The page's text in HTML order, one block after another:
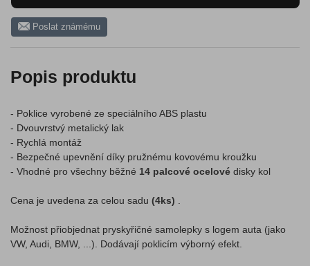
Poslat známému
Popis produktu
- Poklice vyrobené ze speciálního ABS plastu
- Dvouvrstvý metalický lak
- Rychlá montáž
- Bezpečné upevnění díky pružnému kovovému kroužku
- Vhodné pro všechny běžné 14 palcové ocelové disky kol
Cena je uvedena za celou sadu (4ks)
Možnost přiobjednat pryskyřičné samolepky s logem auta (jako
VW, Audi, BMW, ...). Dodávají poklicím výborný efekt.